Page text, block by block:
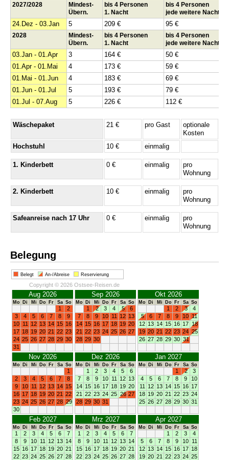
2027/2028
Mindest-
Übern.
bis 4 Personen
1. Nacht
bis 4 Personen
jede weitere Nacht
24.Dez - 03.Jan 5 209 € 95 €
2028
Mindest-
Übern.
bis 4 Personen
1. Nacht
bis 4 Personen
jede weitere Nacht
03.Jan - 01.Apr 3 164 €
50 €
01.Apr - 01.Mai
4 173 €
59 €
01.Mai - 01.Jun
4 183 €
69 €
01.Jun - 01.Jul
5 193 €
79 €
01.Jul - 07.Aug
5 226 € 112 €
Wäschepaket 21 € pro Gast
optionale
Kosten
Hochstuhl
10 € einmalig
1. Kinderbett 0 € einmalig
pro
Wohnung
2. Kinderbett 10 € einmalig
pro
Wohnung
Safeanreise nach 17 Uhr 0 € einmalig
pro
Wohnung
Belegung
Belegt An-/Abreise Reservierung
Copyright © 2026 Ostsee-Reisen.de
Aug 2026
Mo Di Mi Do Fr Sa So
1
2
3
4 5 6 7 8
9
10 11 12 13 14 15 16
17 18 19 20 21 22 23
24 25 26 27 28 29 30
31
Sep 2026
Mo Di Mi Do Fr Sa So
1 2 3 4 5
6
7
8 9 10 11 12 13
14 15 16 17 18 19 20
21 22 23 24 25 26 27
28 29 30
Okt 2026
Mo Di Mi Do Fr Sa So
1 2 3
4
5
6 7 8 9 10 11
12 13 14 15 16 17 18
19 20 21 22 23 24 25
26 27 28 29 30 31
Nov 2026
Mo Di Mi Do Fr Sa So
1
2
3 4 5 6 7
8
9
10 11 12 13 14 15
16 17 18 19 20 21 22
23 24 25 26 27 28 29
30
Dez 2026
Mo Di Mi Do Fr Sa So
1 2 3 4 5
6
7
8 9 10 11 12 13
14 15 16 17 18 19 20
21 22 23 24 25 26 27
28 29 30 31
Jan 2027
Mo Di Mi Do Fr Sa So
1 2
3
4
5 6 7 8 9
10
11
12 13 14 15 16 17
18 19 20 21 22 23 24
25 26 27 28 29 30 31
Feb 2027
Mo Di Mi Do Fr Sa So
1 2 3 4 5 6
7
8
9 10 11 12 13 14
15 16 17 18 19 20 21
22 23 24 25 26 27 28
Mrz 2027
Mo Di Mi Do Fr Sa So
1 2 3 4 5 6
7
8
9 10 11 12 13 14
15 16 17 18 19 20 21
22 23 24 25 26 27 28
Apr 2027
Mo Di Mi Do Fr Sa So
1 2 3
4
5
6 7 8 9 10 11
12 13 14 15 16 17 18
19 20 21 22 23 24 25